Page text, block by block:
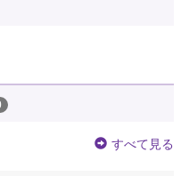
すべて見る